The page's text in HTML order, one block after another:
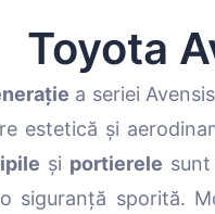
Mazda
Mercedes-Benz
Nissan
Toyota
a seriei
estetică și
și portierele
sporită.